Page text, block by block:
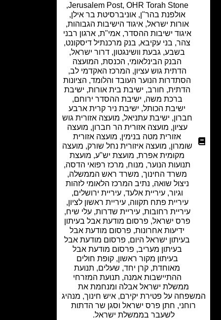
Jerusalem Post,OHR Torah Stone
אולפנת בהר"ן,אוניברסיטת בר אילן ,
אורות ישראל, איגוד הישיבות הגבוהות,
איגוד ישיבות ההסדר ,אמי"ת, ארגון רבני
בני עקיבא, בנק מרכנתיל דיסקונט,
גבעת וושינגטון,דרור ישראל,
הבנק הבינלאומי,הכנסת,המועצה
הדתית גוש עציון,המרכז האקדמי לב,
הסתדרות הנוער העובד והלומד,הציונות
,חורב,ישיבת בית אורות,ישיבת
ברכת משה,ישיבת ההסדר ירוחם,
ישיבת הכותל, ישיבת ניר קרית ארבע
ישיבת עתניאל ,מועצה אזורית גוש
מועצה אזורית הר חברון,מועצה
אזורית מטה בנימין,מועצה אזורית
שומרון
מועצה איזורית נחל שורק,מועצה
מקומית אפרת,מועצת יש"ע,מועצת
תנועות הנוער,מנוח,מרכז רפואי הדסה,
משרד החינוך, משרד ראש הממשלה,
ניצול שואה,נתיב המרכז הלאומי לזהות
עיריית אלעד,עיריית ירושלים ,
עיריית פתח תקווה,עיריית ראשון לציון,
עיריית רחובות ,עיריית שדרות,עלי שיח,
פרס ישראל, פרסום מודעת אבל בעיתון
ידיעות אחרונות,פרסום מודעת אבל
בעיתון ישראל היום,פרסום מודעת אבל
בעיתון מעריב, פרסום מודעת אבל
בעיתון מקור ראשון,קופת חולים
מאוחדת,קרן יחד ,שעלים, תנועת
ההתיישבות אמנה,תנועת המזרחי
ממשלת ישראל אבלה ומנחמת את
על פטירת יקירם, איש חינוך, מנהיג
חתן פרס ישראל וסגן שר הדתות
לשעבר בממשלת ישראל.